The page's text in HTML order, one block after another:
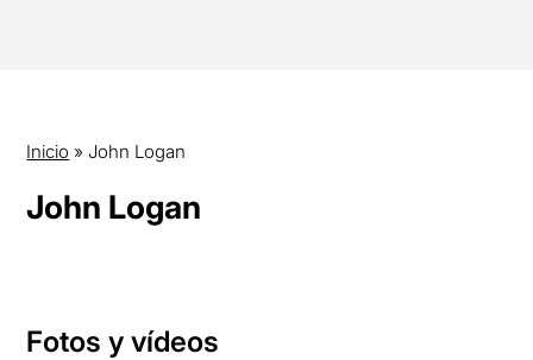
Inicio » John Logan
John Logan
Fotos y vídeos